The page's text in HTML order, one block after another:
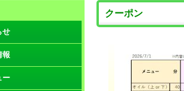
せ
報
ー
クーポン